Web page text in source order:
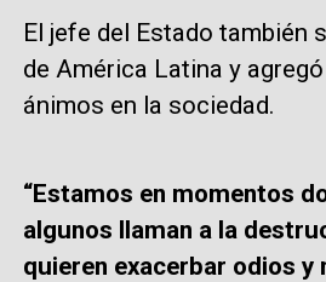
El jefe del Estado también
de América Latina y
ánimos en la sociedad.
“Estamos en momentos
algunos llaman a la
quieren exacerbar odios y